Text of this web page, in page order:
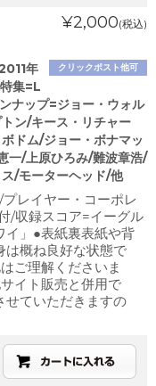
¥2,000(税込)
クリックポスト他可
年
集=L
ナップ=ジョー・ウォル
ン/キース・リチャー
ドム/ジョー・ボナマッ
一/上原ひろみ/難波章浩/
/モーターヘッド/他
レイヤー・コーポレ
/収録スコア=イーグル
イ」●表紙裏表紙や背
は概ね良好な状態で
ご理解くださいま
イト販売と併用で
せていただきますの